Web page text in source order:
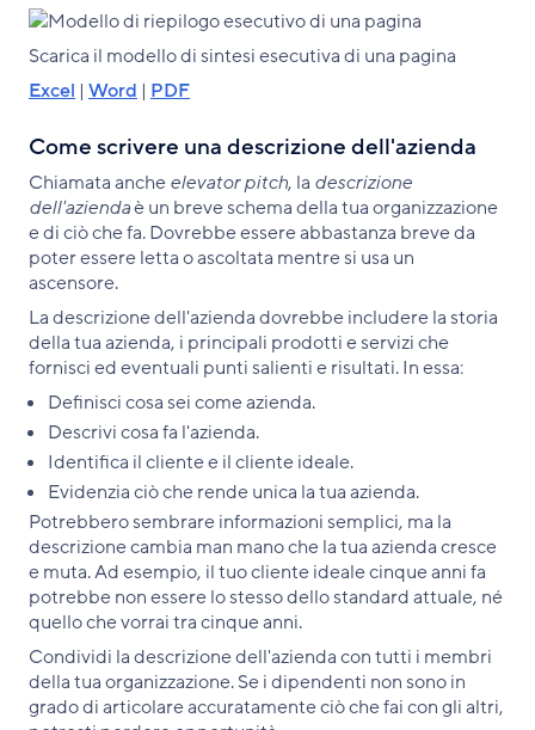
Scarica il modello di sintesi esecutiva di una pagina
Excel | Word | PDF
Come scrivere una descrizione dell'azienda
Chiamata ancheelevator pitch, la descrizione
dell'aziendaè un breve schema della tua organizzazione
e di ciò che fa. Dovrebbe essere abbastanza breve da
poter essere letta o ascoltata mentre si usa un
ascensore.
La descrizione dell'azienda dovrebbe includere la storia
della tua azienda, i principali prodotti e servizi che
fornisci ed eventuali punti salienti e risultati. In essa:
Definisci cosa sei come azienda.
Descrivi cosa fa l'azienda.
Identifica il cliente e il cliente ideale.
Evidenzia ciò che rende unica la tua azienda.
Potrebbero sembrare informazioni semplici, ma la
descrizione cambia man mano che la tua azienda cresce
e muta. Ad esempio, il tuo cliente ideale cinque anni fa
potrebbe non essere lo stesso dello standard attuale, né
quello che vorrai tra cinque anni.
Condividi la descrizione dell'azienda con tutti i membri
della tua organizzazione. Se i dipendenti non sono in
grado di articolare accuratamente ciò che fai con gli altri,